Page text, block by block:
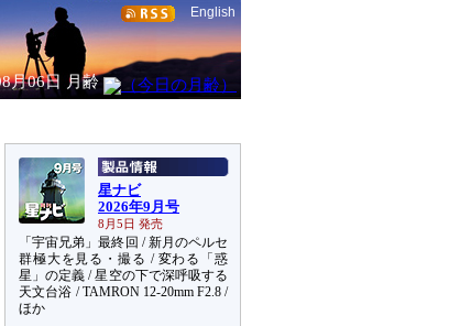
English
月06日 月齢
星ナビ
2026年9月号
8月5日 発売
「宇宙兄弟」最終回 / 新月のペルセ
群極大を見る・撮る / 変わる「惑
星」の定義 / 星空の下で深呼吸する
天文台浴 / TAMRON 12-20mm F2.8 /
ほか